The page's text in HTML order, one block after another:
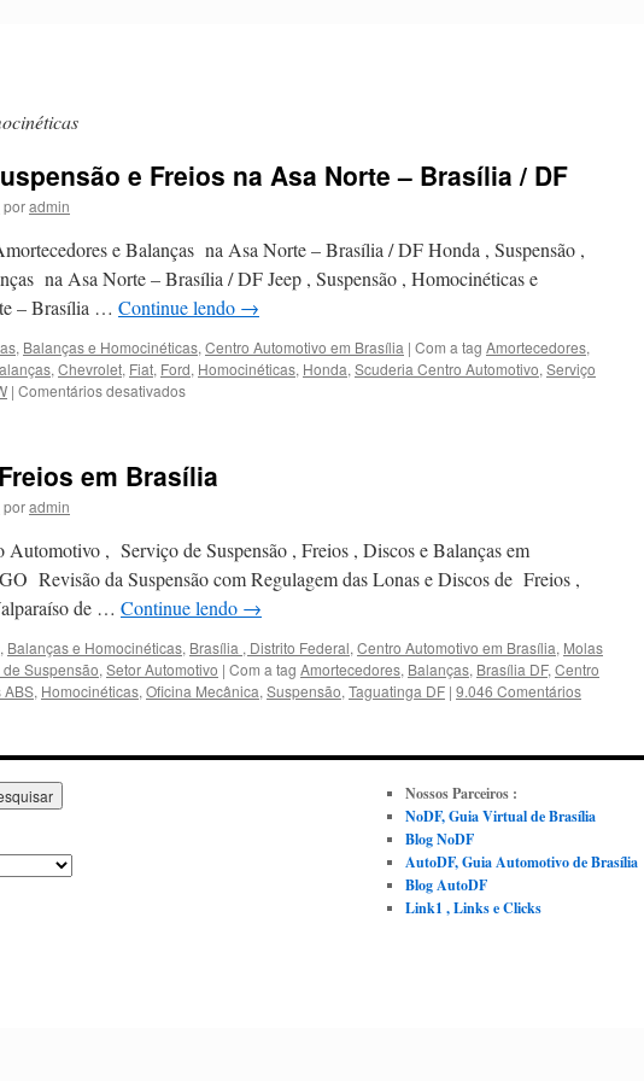
e Freios na Asa Norte – Brasília / DF
poradmin
e Balanças na Asa Norte – Brasília / DF Honda , Suspensão ,
na Asa Norte – Brasília / DF Jeep , Suspensão , Homocinéticas e
– Brasília … Continue lendo →
, Balanças e Homocinéticas, Centro Automotivo em Brasília | Com a tag Amortecedores,
, Chevrolet, Fiat, Ford, Homocinéticas, Honda, Scuderia Centro Automotivo, Serviço
| Comentários desativados
e
Asa
Norte
–
Brasília
DF
em Brasília
poradmin
, Serviço de Suspensão , Freios , Discos e Balanças em
Revisão da Suspensão com Regulagem das Lonas e Discos de Freios ,
de … Continue lendo →
, Balanças e Homocinéticas, Brasília , Distrito Federal, Centro Automotivo em Brasília, Molas
Suspensão, Setor Automotivo | Com a tag Amortecedores, Balanças, Brasília DF, Centro
ABS, Homocinéticas, Oficina Mecânica, Suspensão, Taguatinga DF | 9.046 Comentários
Nossos Parceiros :
NoDF, Guia Virtual de Brasília
Blog NoDF
AutoDF, Guia Automotivo de Brasília
Blog AutoDF
Link1 , Links e Clicks